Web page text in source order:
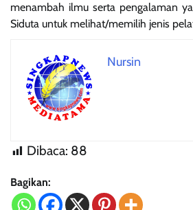
menambah ilmu serta pengalaman
Siduta untuk melihat/memilih jenis
Nursin
Dibaca: 88
Bagikan: